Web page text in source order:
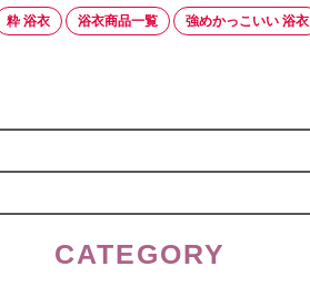
粋 浴衣 浴衣商品一覧 強めかっこいい 浴衣
CATEGORY